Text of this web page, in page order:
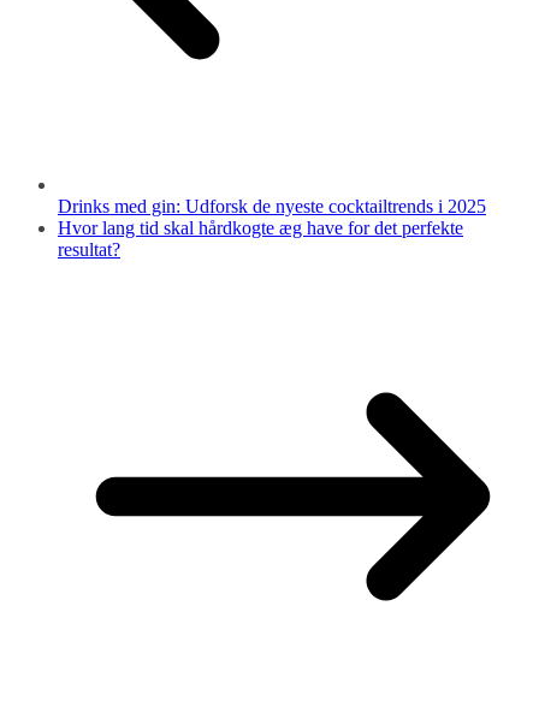
Drinks med gin: Udforsk de nyeste cocktailtrends i 2025
Hvor lang tid skal hårdkogte æg have for det perfekte
resultat?